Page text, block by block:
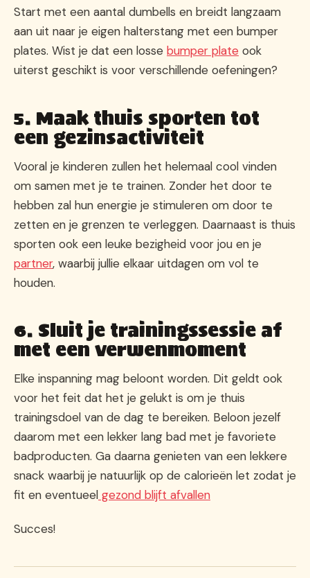
Start met een aantal dumbells en breidt langzaam
aan uit naar je eigen halterstang met een bumper
plates. Wist je dat een losse bumper plate ook
uiterst geschikt is voor verschillende oefeningen?
5. Maak thuis sporten tot
een gezinsactiviteit
Vooral je kinderen zullen het helemaal cool vinden
om samen met je te trainen. Zonder het door te
hebben zal hun energie je stimuleren om door te
zetten en je grenzen te verleggen. Daarnaast is thuis
sporten ook een leuke bezigheid voor jou en je
partner, waarbij jullie elkaar uitdagen om vol te
houden.
6. Sluit je trainingssessie af
met een verwenmoment
Elke inspanning mag beloont worden. Dit geldt ook
voor het feit dat het je gelukt is om je thuis
trainingsdoel van de dag te bereiken. Beloon jezelf
daarom met een lekker lang bad met je favoriete
badproducten. Ga daarna genieten van een lekkere
snack waarbij je natuurlijk op de calorieën let zodat je
fit en eventueel gezond blijft afvallen
Succes!